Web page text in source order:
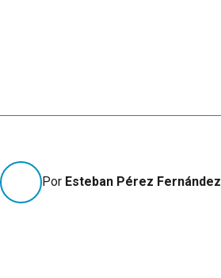
Por Esteban Pérez Fernández